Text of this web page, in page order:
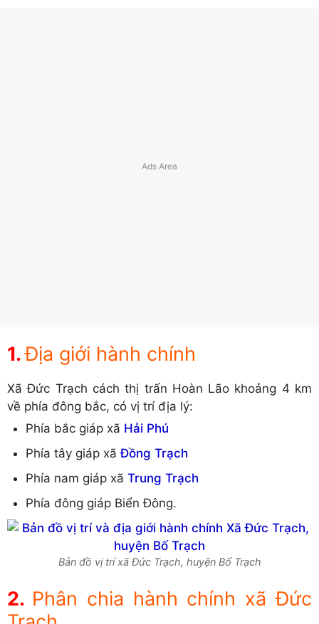
Địa giới hành chính
Xã Đức Trạch cách thị trấn Hoàn Lão khoảng 4 km
về phía đông bắc, có vị trí địa lý:
Phía bắc giáp xã Hải Phú
Phía tây giáp xãĐồng Trạch
Phía nam giáp xã Trung Trạch
Phía đông giáp Biển Đông.
Bản đồ vị trí xã Đức Trạch, huyện Bố Trạch
Phân chia hành chính xã Đức